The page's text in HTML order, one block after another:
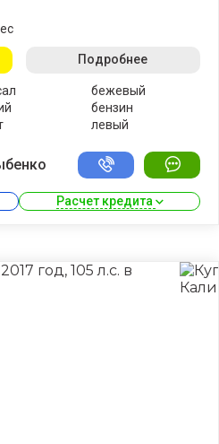
бежевый
бензин
левый
Подробнее
Расчет кредита